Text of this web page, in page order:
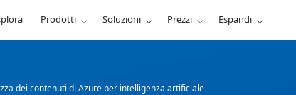
Prodotti Soluzioni Prezzi Espandi
dei contenuti di Azure per intelligenza artificiale